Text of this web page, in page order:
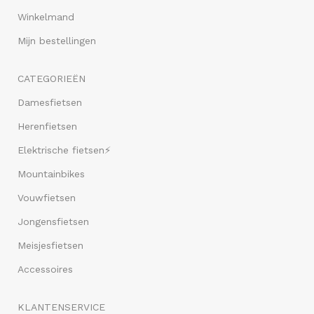
Winkelmand
Mijn bestellingen
CATEGORIEËN
Damesfietsen
Herenfietsen
Elektrische fietsen⚡
Mountainbikes
Vouwfietsen
Jongensfietsen
Meisjesfietsen
Accessoires
KLANTENSERVICE